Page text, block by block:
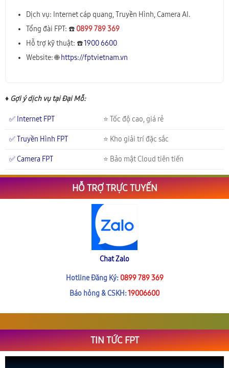
Dịch vụ: Internet cáp quang, Truyền Hình, Camera AI.
Tổng đài FPT: ☎️ 0899 789 369
Hỗ trợ kỹ thuật: ☎️1900 6600
Website: 🌐https://fptvietnam.vn
♦ Gợi ý dịch vụ tại Đại Mỗ:
✅ Internet FPT ⭐ Tốc độ cao, giá rẻ
✅ Truyền Hình FPT ⭐ Kho giải trí đặc sắc
✅ Camera FPT ⭐ Bảo mật Cloud tiên tiến
HỖ TRỢ TRỰC TUYẾN
Chat Zalo
Hotline Đăng Ký: 0899 789 369
Báo hỏng & CSKH:19006600
TIN TỨC FPT